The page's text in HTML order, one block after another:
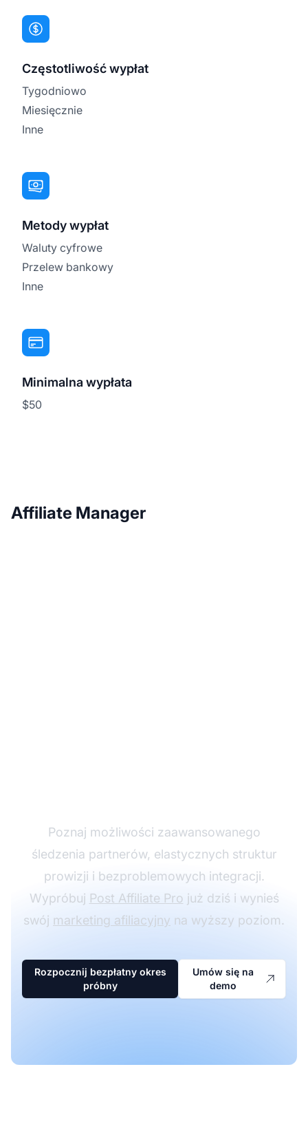
Częstotliwość wypłat
Tygodniowo
Miesięcznie
Inne
Metody wypłat
Waluty cyfrowe
Przelew bankowy
Inne
Minimalna wypłata
$50
Affiliate Manager
Poznaj możliwości zaawansowanego
śledzenia partnerów, elastycznych struktur
prowizji i bezproblemowych integracji.
Wypróbuj Post Affiliate Pro już dziś i wynieś
swój marketing afiliacyjny na wyższy poziom.
Rozpocznij bezpłatny okres
próbny
Umów się na
demo